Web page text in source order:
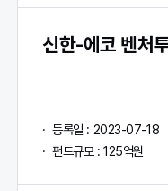
신한-에코 벤처
등록일 : 2023-07-18
펀드규모 : 125억원